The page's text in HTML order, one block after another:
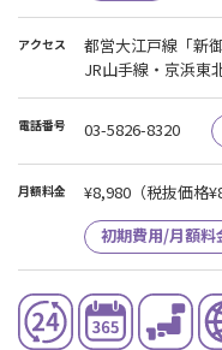
学予約】からご予約を
お受付をお断りする場
※入会・見学・ファー
となります。予めご了
アクセス
都営大江戸線「新
JR山手線・京浜東
電話番号 03-5826-8320
月額料金 ¥8,980 （税抜価格
初期費用/月額料